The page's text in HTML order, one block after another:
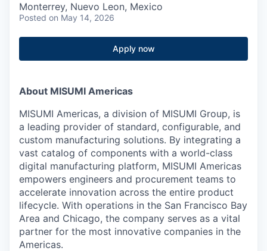
Monterrey, Nuevo Leon, Mexico
Posted on May 14, 2026
Apply now
About MISUMI Americas
MISUMI Americas, a division of MISUMI Group, is
a leading provider of standard, configurable, and
custom manufacturing solutions. By integrating a
vast catalog of components with a world-class
digital manufacturing platform, MISUMI Americas
empowers engineers and procurement teams to
accelerate innovation across the entire product
lifecycle. With operations in the San Francisco Bay
Area and Chicago, the company serves as a vital
partner for the most innovative companies in the
Americas.